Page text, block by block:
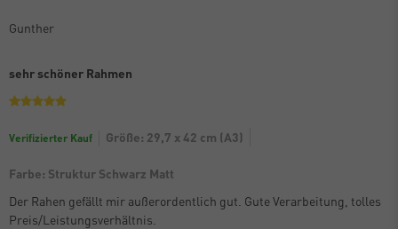
Gunther
sehr schöner Rahmen
Verifizierter Kauf Größe: 29,7 x 42 cm (A3)
Farbe: Struktur Schwarz Matt
Der Rahen gefällt mir außerordentlich gut. Gute Verarbeitung, tolles
Preis/Leistungsverhältnis.